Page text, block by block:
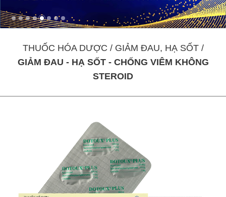
THUỐC HÓA DƯỢC / GIẢM ĐAU, HẠ SỐT /
GIẢM ĐAU - HẠ SỐT - CHỐNG VIÊM KHÔNG
STEROID